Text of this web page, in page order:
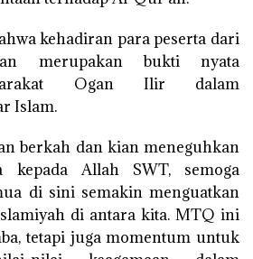
kehadiran para peserta dari
merupakan bukti nyata
Ogan Ilir dalam
Islam.
berkah dan kian meneguhkan
kepada Allah SWT, semoga
di sini semakin menguatkan
di antara kita. MTQ ini
tetapi juga momentum untuk